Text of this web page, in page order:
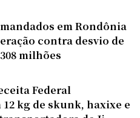
em Rondônia
contra desvio de
milhões
Federal
kg de skunk, haxixe e